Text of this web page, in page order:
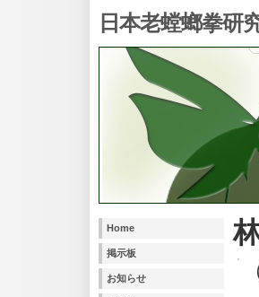
日本老螳螂拳研
Home
掲示板
お知らせ